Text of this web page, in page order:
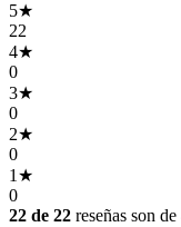
5★
22
4★
0
3★
0
2★
0
1 ★
0
22 de 22 reseñas son